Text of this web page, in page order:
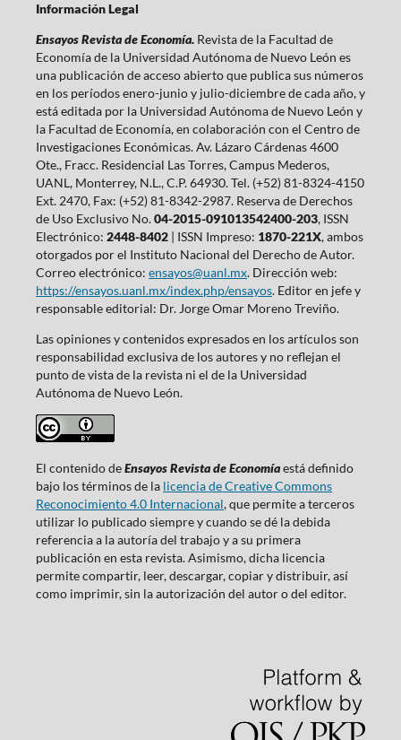
Información Legal
Ensayos Revista de Economía. Revista de la Facultad de
Economía de la Universidad Autónoma de Nuevo León es
una publicación de acceso abierto que publica sus números
en los períodos enero-junio y julio-diciembre de cada año, y
está editada por la Universidad Autónoma de Nuevo León y
la Facultad de Economía, en colaboración con el Centro de
Investigaciones Económicas. Av. Lázaro Cárdenas 4600
Ote., Fracc. Residencial Las Torres, Campus Mederos,
UANL, Monterrey, N.L., C.P. 64930. Tel. (+52) 81-8324-4150
Ext. 2470, Fax: (+52) 81-8342-2987. Reserva de Derechos
de Uso Exclusivo No.04-2015-091013542400-203, ISSN
Electrónico: 2448-8402| ISSN Impreso: 1870-221X, ambos
otorgados por el Instituto Nacional del Derecho de Autor.
Correo electrónico: ensayos@uanl.mx. Dirección web:
https://ensayos.uanl.mx/index.php/ensayos. Editor en jefe y
responsable editorial: Dr. Jorge Omar Moreno Treviño.
Las opiniones y contenidos expresados en los artículos son
responsabilidad exclusiva de los autores y no reflejan el
punto de vista de la revista ni el de la Universidad
Autónoma de Nuevo León.
El contenido deEnsayos Revista de Economíaestá definido
bajo los términos de la licencia de Creative Commons
Reconocimiento 4.0 Internacional, que permite a terceros
utilizar lo publicado siempre y cuando se dé la debida
referencia a la autoría del trabajo y a su primera
publicación en esta revista. Asimismo, dicha licencia
permite compartir, leer, descargar, copiar y distribuir, así
como imprimir, sin la autorización del autor o del editor.